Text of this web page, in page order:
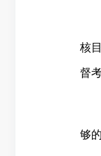
核
督
够